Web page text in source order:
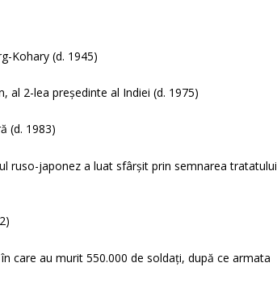
Kohary (d. 1945)
al 2-lea președinte al Indiei (d. 1975)
(d. 1983)
ruso-japonez a luat sfârșit prin semnarea tratatului
care au murit 550.000 de soldați, după ce armata